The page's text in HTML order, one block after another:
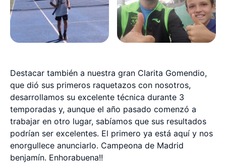
Destacar también a nuestra gran Clarita Gomendio,
que dió sus primeros raquetazos con nosotros,
desarrollamos su excelente técnica durante 3
temporadas y, aunque el año pasado comenzó a
trabajar en otro lugar, sabíamos que sus resultados
podrían ser excelentes. El primero ya está aquí y nos
enorgullece anunciarlo. Campeona de Madrid
benjamín. Enhorabuena!!